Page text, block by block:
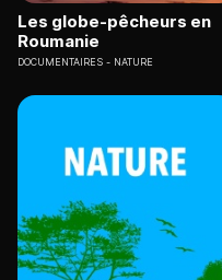
Les globe-pêcheurs en
Roumanie
DOCUMENTAIRES NATURE